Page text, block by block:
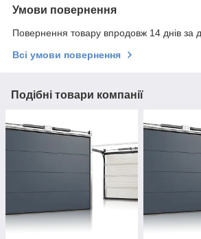
Умови повернення
Повернення товару впродовж 14 днів за
Всі умови повернення
Подібні товари компанії